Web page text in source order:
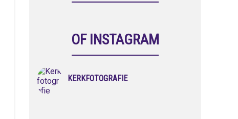
OF INSTAGRAM
KERKFOTOGRAFIE